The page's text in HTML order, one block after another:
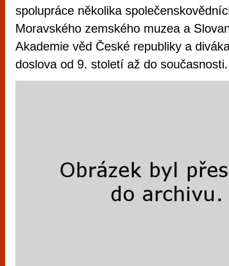
spolupráce několika
Moravského zemského muzea a
Akademie věd České republiky a
doslova od 9. století až do současnosti.